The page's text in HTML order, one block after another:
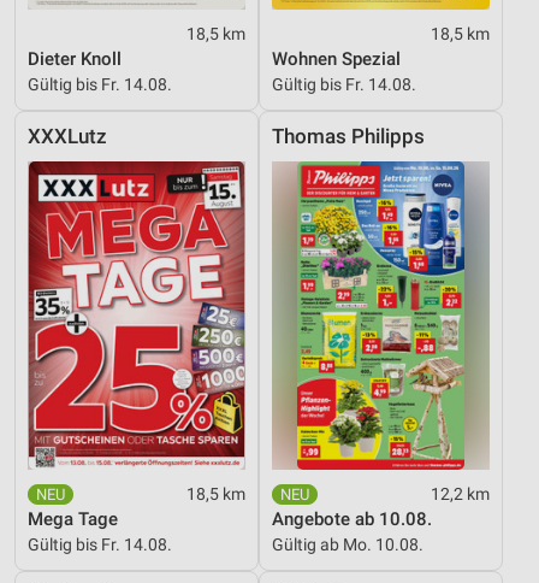
18,5 km
Dieter Knoll
Gültig bis Fr. 14.08.
18,5 km
Wohnen Spezial
Gültig bis Fr. 14.08.
XXXLutz
18,5 km
Mega Tage
Gültig bis Fr. 14.08.
Thomas Philipps
12,2 km
Angebote ab 10.08.
Gültig ab Mo. 10.08.
Speichern von oder Zugriff auf Informationen
Verwendung reduzierter Daten zur Auswahl von
Erstellung von Profilen für personalisierte
Werbung
Verwendung von Profilen zur Auswahl
personalisierter Werbung
Erstellung von Profilen zur Personalisierung
von Inhalten
Verwendung von Profilen zur Auswahl
personalisierter Inhalte
Messung der Werbeleistung
Messung der Performance von Inhalten
Analyse von Zielgruppen durch Statistiken oder